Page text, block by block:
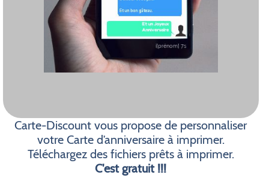
Carte-Discount vous propose de personnaliser
votre Carte d’anniversaire à imprimer.
Téléchargez des fichiers prêts à imprimer.
C'est gratuit !!!